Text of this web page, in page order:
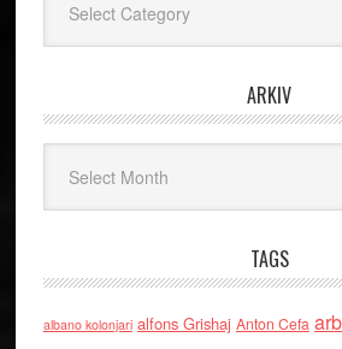
ARKIV
TAGS
albano kolonjari alfons Grishaj Anton Cefa